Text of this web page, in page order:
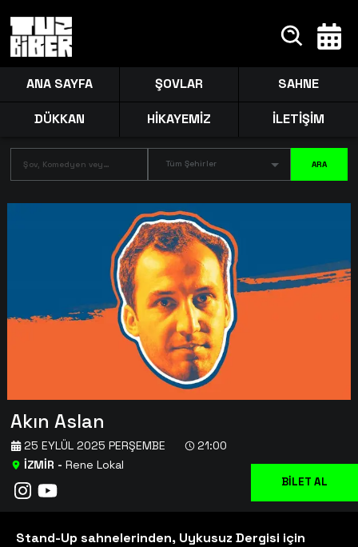
ANA SAYFA ŞOVLAR SAHNE
DÜKKAN HİKAYEMİZ İLETİŞİM
Tüm Şehirler ARA
Akın Aslan
İZMİR - Rene Lokal
25 EYLÜL 2025 PERŞEMBE 21:00
BİLET AL
Stand-Up sahnelerinden, Uykusuz Dergisi için